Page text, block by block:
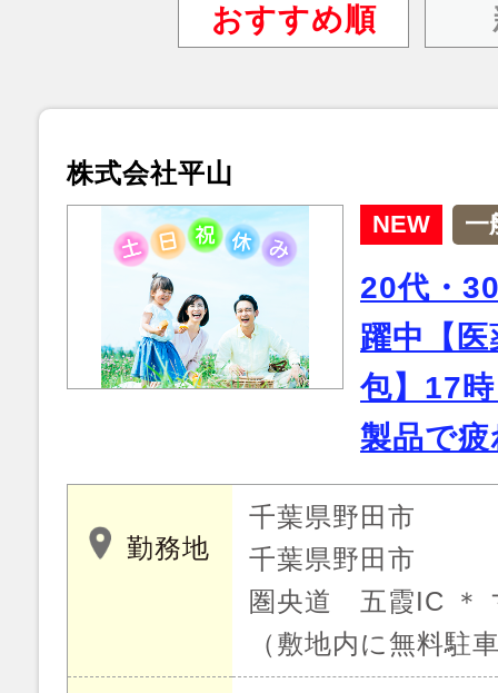
おすすめ順
株式会社平山
NEW 一
20代・
躍中【
包】17
製品で
勤務地
千葉県野田市
千葉県野田市
圏央道 五霞IC ＊
（敷地内に無料駐